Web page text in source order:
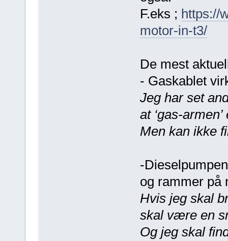
F.eks ; https://
motor-in-t3/
De mest
- Gaskablet
Jeg har set
at ‘gas-
Men kan ikke
-
og rammer på
Hvis jeg skal
skal være en
Og jeg skal